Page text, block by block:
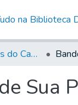
na Biblioteca
Volume 69 - Ofícios do Capitão D. Luiz Antonio de Souza Botelho Mourão aos Vice-Reis e Ministros (1771-1772)
Sua